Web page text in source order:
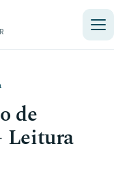
de
Leitura